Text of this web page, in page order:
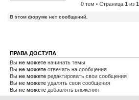
0 тем • Страница 1 из 1
В этом форуме нет сообщений.
ПРАВА ДОСТУПА
Вы не можете начинать темы
Вы не можете отвечать на сообщения
Вы не можете редактировать свои сообщения
Вы не можете удалять свои сообщения
Вы не можете добавлять вложения